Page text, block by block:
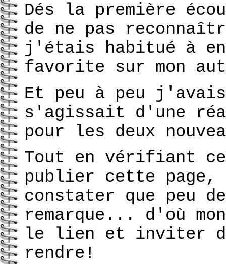
Dés la première
de ne pas
j'étais habitué à
favorite sur mon
Et peu à peu
s'agissait d'une
pour les deux
Tout en vérifiant
publier cette
constater que peu
remarque... d'où
le lien et inviter
rendre!